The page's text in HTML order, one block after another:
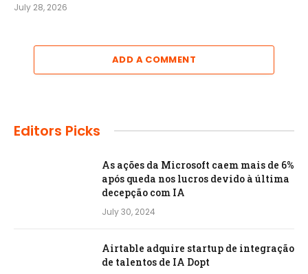
July 28, 2026
ADD A COMMENT
Editors Picks
As ações da Microsoft caem mais de 6%
após queda nos lucros devido à última
decepção com IA
July 30, 2024
Airtable adquire startup de integração
de talentos de IA Dopt